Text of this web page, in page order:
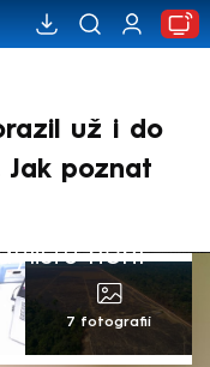
už i do
Jak poznat
není
7 fotografií